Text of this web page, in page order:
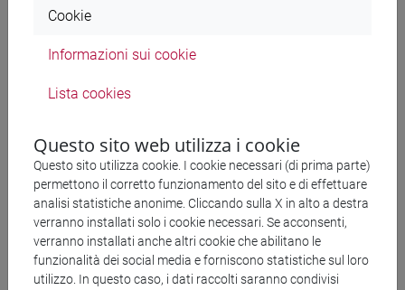
accetta i cookie di "Terze parti"
Le città porto alto adriatiche e lo sviluppo della sanità
pubblica in età moderna [ENG]
Cookie
Informazioni sui cookie
Lista cookies
Questo sito web utilizza i cookie
Questo sito utilizza cookie. I cookie necessari (di prima parte)
permettono il corretto funzionamento del sito e di effettuare
analisi statistiche anonime. Cliccando sulla X in alto a destra
verranno installati solo i cookie necessari. Se acconsenti,
verranno installati anche altri cookie che abilitano le
funzionalità dei social media e forniscono statistiche sul loro
utilizzo. In questo caso, i dati raccolti saranno condivisi